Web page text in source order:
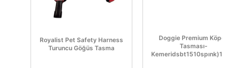
Royalist Pet Safety Harness
Turuncu Göğüs Tasma
Doggie Premium Köpek
Tasması-